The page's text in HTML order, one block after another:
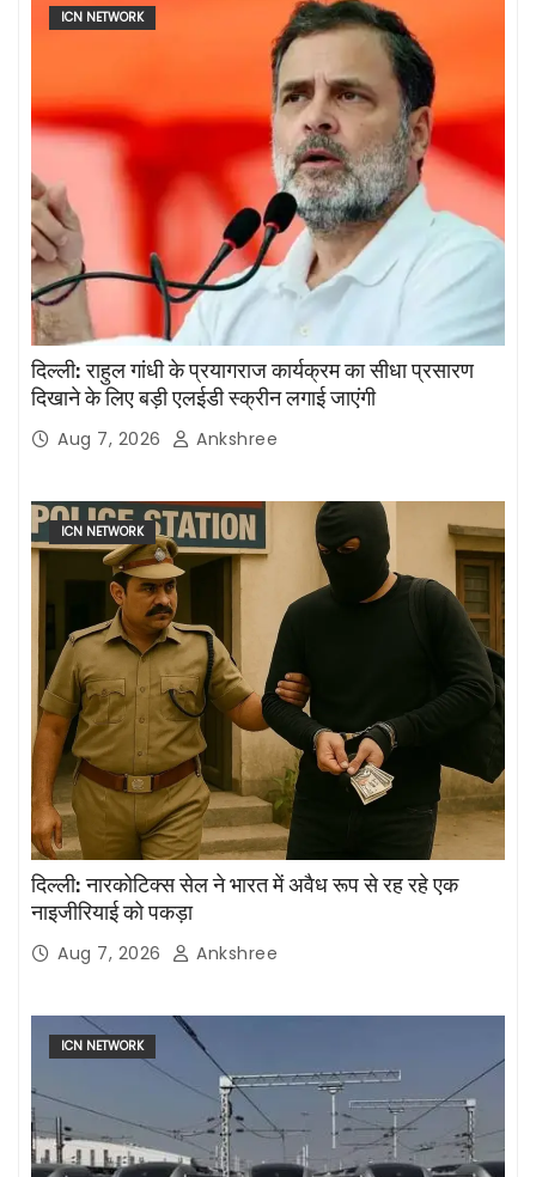
ICN NETWORK
दिल्ली: राहुल गांधी के प्रयागराज कार्यक्रम का सीधा प्रसारण
दिखाने के लिए बड़ी एलईडी स्क्रीन लगाई जाएंगी
Aug 7, 2026 Ankshree
ICN NETWORK
दिल्ली: नारकोटिक्स सेल ने भारत में अवैध रूप से रह रहे एक
नाइजीरियाई को पकड़ा
Aug 7, 2026 Ankshree
ICN NETWORK